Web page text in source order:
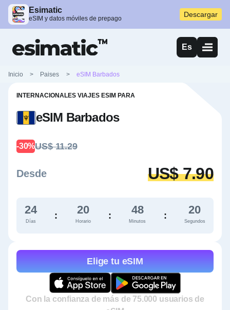
Esimatic
eSIM y datos móviles de prepago Descargar
Es
Inicio > Paises > eSIM Barbados
INTERNACIONALES VIAJES ESIM PARA
eSIM Barbados
-30%US$ 11.29
Desde US$ 7.90
24
Días
: 20
Horario
: 48
Minutos
: 19
Segundos
Elige tu eSIM
Con la confianza de más de 75.000 usuarios de